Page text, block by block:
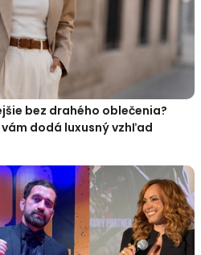
bez drahého oblečenia?
dodá luxusný vzhľad